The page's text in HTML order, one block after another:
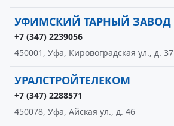
УФИМСКИЙ ТАРНЫЙ ЗАВОД
+7 (347) 2239056
450001, Уфа, Кировоградская ул., д. 37
УРАЛСТРОЙТЕЛЕКОМ
+7 (347) 2288571
450078, Уфа, Айская ул., д. 46